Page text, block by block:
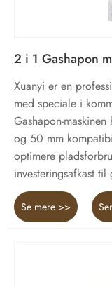
2 i 1 Gashapon
Xuanyi er en
med speciale i
Gashapon-
og 50 mm
optimere
investeringsafkast
Se mere >>